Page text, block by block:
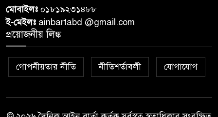
নেওয়ার পর ভারতীয় নাগরিক আটক
৯
১০
মোবাইলঃ ০১৮১৯২৩১৪৮৮
ই-মেইলঃ ainbartabd @gmail.com
প্রয়োজনীয় লিঙ্ক
গোপনীয়তার নীতি নীতিশর্তাবলী যোগাযোগ